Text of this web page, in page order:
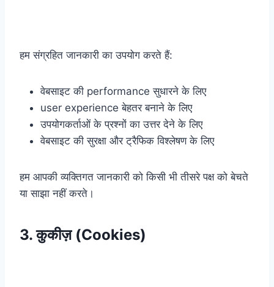
हम संग्रहित जानकारी का उपयोग करते हैं:
वेबसाइट की performance सुधारने के लिए
user experience बेहतर बनाने के लिए
उपयोगकर्ताओं के प्रश्नों का उत्तर देने के लिए
वेबसाइट की सुरक्षा और ट्रैफिक विश्लेषण के लिए
हम आपकी व्यक्तिगत जानकारी को किसी भी तीसरे पक्ष को बेचते
या साझा नहीं करते।
3. कुकीज़ (Cookies)